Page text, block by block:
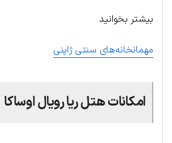
بیشتر بخوانید
مهمانخانه‌های سنتی ژاپنی
امکانات هتل ریا رویال اوساکا